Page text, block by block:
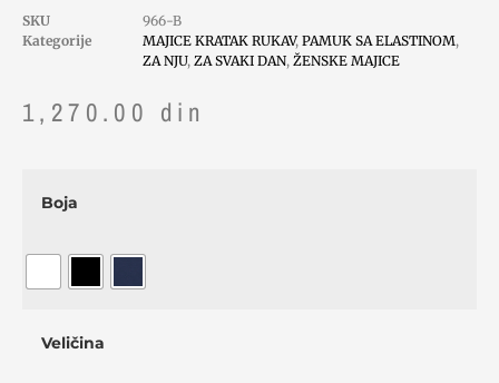
SKU
966-B
Kategorije
MAJICE KRATAK RUKAV, PAMUK SA ELASTINOM,
ZA NJU, ZA SVAKI DAN, ŽENSKE MAJICE
1,270.00 din
Boja
Veličina